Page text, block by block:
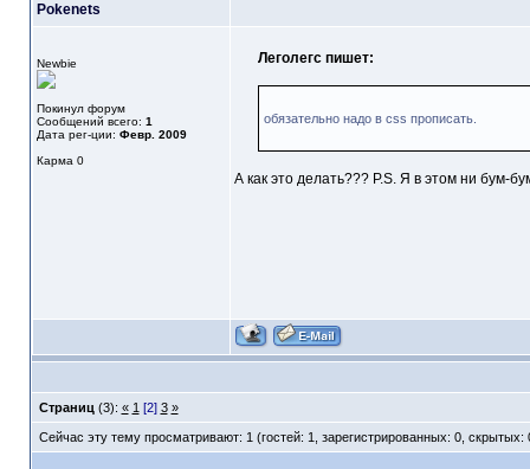
Pokenets
Newbie
Покинул форум
Сообщений всего: 1
Дата рег-ции: Февр. 2009
Карма 0
Леголегс пишет:
обязательно надо в css прописать.
А как это делать??? P.S. Я в этом ни бум-
Страниц (3): « 1 [2] 3 »
Сейчас эту тему просматривают: 1 (гостей: 1, зарегистрированных: 0, скрытых: